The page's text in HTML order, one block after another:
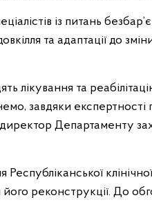
із питань
та адаптації до
лікування та
завдяки експертності
Департаменту
реконструкції. До